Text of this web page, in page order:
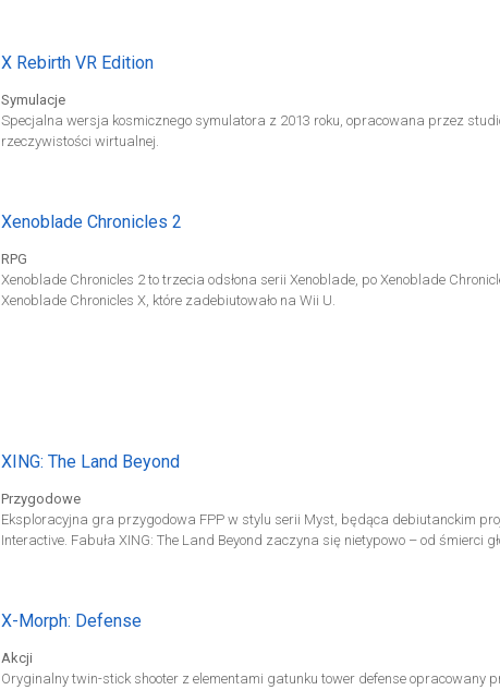
rozszerzenie Resistance Warrior Pack, Reinforcement Pack, War of the Chosen -
pakiety DLC: Pakiet wojownika ruchu oporu, Dzieci anarchii, Łowcy obcych,
X Rebirth VR Edition
Symulacje
Specjalna wersja kosmicznego symulatora z 2013 roku, opracowana przez
rzeczywistości wirtualnej.
Xenoblade Chronicles 2
RPG
Xenoblade Chronicles 2 to trzecia odsłona serii Xenoblade, po Xenoblade
Xenoblade Chronicles X, które zadebiutowało na Wii U.
XING: The Land Beyond
Przygodowe
Eksploracyjna gra przygodowa FPP w stylu serii Myst, będąca debiutanckim
Interactive. Fabuła XING: The Land Beyond zaczyna się nietypowo – od śmierci
X-Morph: Defense
Akcji
Oryginalny twin-stick shooter z elementami gatunku tower defense opracowany